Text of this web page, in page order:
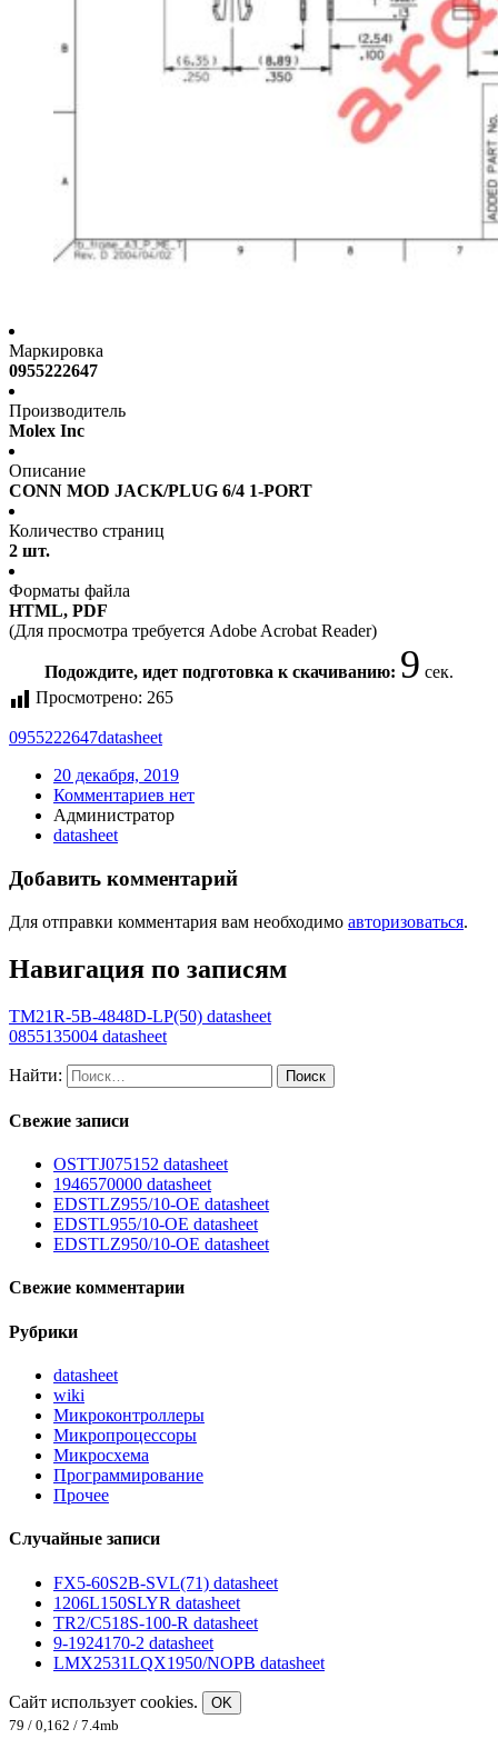
Маркировка
0955222647
Производитель
Molex Inc
Описание
CONN MOD JACK/PLUG 6/4 1-PORT
Количество страниц
2 шт.
Форматы файла
HTML, PDF
(Для просмотра требуется Adobe Acrobat Reader)
Подождите, идет подготовка к скачиванию: 9 сек.
Просмотрено: 265
0955222647datasheet
20 декабря, 2019
Комментариев нет
Администратор
datasheet
Добавить комментарий
Для отправки комментария вам необходимо авторизоваться.
Навигация по записям
TM21R-5B-4848D-LP(50) datasheet
0855135004 datasheet
Найти:
Свежие записи
OSTTJ075152 datasheet
1946570000 datasheet
EDSTLZ955/10-OE datasheet
EDSTL955/10-OE datasheet
EDSTLZ950/10-OE datasheet
Свежие комментарии
Рубрики
datasheet
wiki
Микроконтроллеры
Микропроцессоры
Микросхема
Программирование
Прочее
Случайные записи
FX5-60S2B-SVL(71) datasheet
1206L150SLYR datasheet
TR2/C518S-100-R datasheet
9-1924170-2 datasheet
LMX2531LQX1950/NOPB datasheet
Сайт использует cookies.
OK
79 / 0,162 / 7.4mb